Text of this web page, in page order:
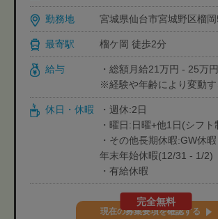
勤務地 宮城県仙台市宮城野区榴
最寄駅 榴ケ岡 徒歩2分
給与
・総額月給21万円 - 25万円
※経験や年齢により変動す
休日・休暇
・週休:2日
・曜日:日曜+他1日(シフト
・その他長期休暇:GW休
年末年始休暇(12/31 - 1/2)
・有給休暇
完全無料
現在の募集要項を確認する